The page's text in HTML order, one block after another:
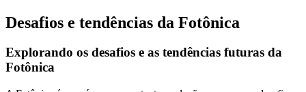
Desafios e tendências da Fotônica
Explorando os desafios e as tendências futuras da
Fotônica